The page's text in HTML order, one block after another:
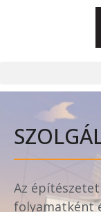
Az
folyamatként